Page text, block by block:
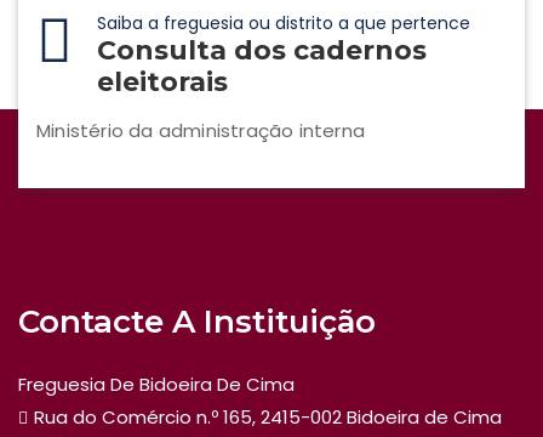
Saiba a freguesia ou distrito a que pertence
Consulta dos cadernos
eleitorais
Ministério da administração interna
Contacte A Instituição
Freguesia De Bidoeira De Cima
Rua do Comércio n.º 165, 2415-002 Bidoeira de Cima